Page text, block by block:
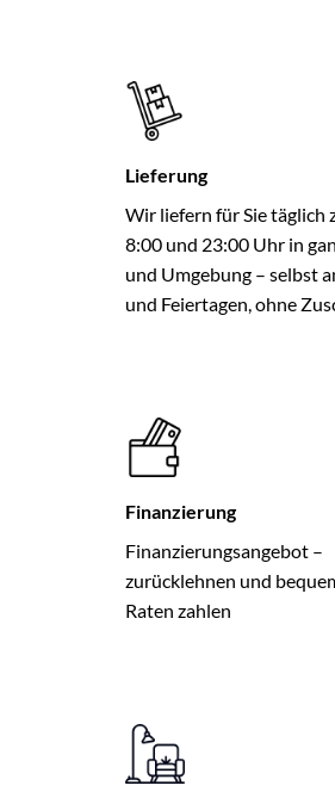
Lieferung
Wir liefern für Sie täglich
8:00 und 23:00 Uhr in
und Umgebung – selbst
und Feiertagen, ohne
Finanzierung
Finanzierungsangebot –
zurücklehnen und
Raten zahlen